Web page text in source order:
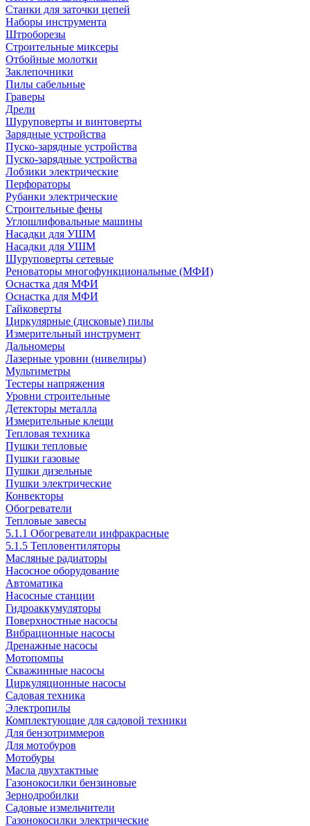
Станки для заточки цепей
Наборы инструмента
Штроборезы
Строительные миксеры
Отбойные молотки
Заклепочники
Пилы сабельные
Граверы
Дрели
Шуруповерты и винтоверты
Зарядные устройства
Пуско-зарядные устройства
Пуско-зарядные устройства
Лобзики электрические
Перфораторы
Рубанки электрические
Строительные фены
Углошлифовальные машины
Насадки для УШМ
Насадки для УШМ
Шуруповерты сетевые
Реноваторы многофункциональные (МФИ)
Оснастка для МФИ
Оснастка для МФИ
Гайковерты
Циркулярные (дисковые) пилы
Измерительный инструмент
Дальномеры
Лазерные уровни (нивелиры)
Мультиметры
Тестеры напряжения
Уровни строительные
Детекторы металла
Измерительные клещи
Тепловая техника
Пушки тепловые
Пушки газовые
Пушки дизельные
Пушки электрические
Конвекторы
Обогреватели
Тепловые завесы
5.1.1 Обогреватели инфракрасные
5.1.5 Тепловентиляторы
Масляные радиаторы
Насосное оборудование
Автоматика
Насосные станции
Гидроаккумуляторы
Поверхностные насосы
Вибрационные насосы
Дренажные насосы
Мотопомпы
Скважинные насосы
Циркуляционные насосы
Садовая техника
Электропилы
Комплектующие для садовой техники
Для бензотриммеров
Для мотобуров
Мотобуры
Масла двухтактные
Газонокосилки бензиновые
Зернодробилки
Садовые измельчители
Газонокосилки электрические